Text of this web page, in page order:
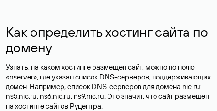
Как определить хостинг сайта по
домену
Узнать, на каком хостинге размещен сайт, можно по полю
«nserver», где указан список DNS-серверов, поддерживающих
домен. Например, список DNS-серверов для домена nic.ru:
ns5.nic.ru, ns6.nic.ru, ns9.nic.ru. Это значит, что сайт размещен
на хостинге сайтов Руцентра.